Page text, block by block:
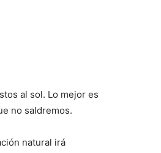
al sol. Lo mejor es
no saldremos.
natural irá